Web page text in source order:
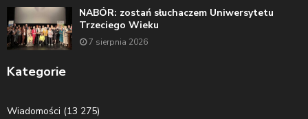
NABÓR: zostań słuchaczem Uniwersytetu
Trzeciego Wieku
7 sierpnia 2026
Kategorie
Wiadomości (13 275)